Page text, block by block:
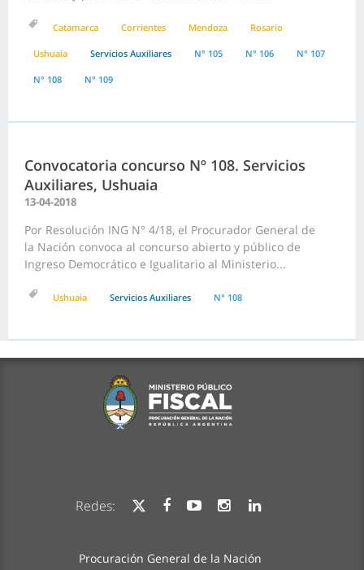
Catamarca Corrientes Mendoza Rosario
Ushuaia Servicios Auxiliares N° 105 N° 106 N° 107
N° 108 N° 109
Convocatoria concurso Nº 108. Servicios
Auxiliares, Ushuaia
13-04-2018
Por Resolución ING N° 4/18, el Procurador General de
la Nación convoca al concurso abierto y público de
Ingreso Democrático e Igualitario al Ministerio...
Ushuaia Servicios Auxiliares N° 108
Redes:
Procuración General de la Nación